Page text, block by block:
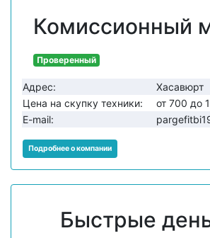
Комиссионный
Проверенный
Адрес:
Хасавюрт
Цена на скупку техники:
от 700 до
E-mail:
Подробнее о компании
Быстрые